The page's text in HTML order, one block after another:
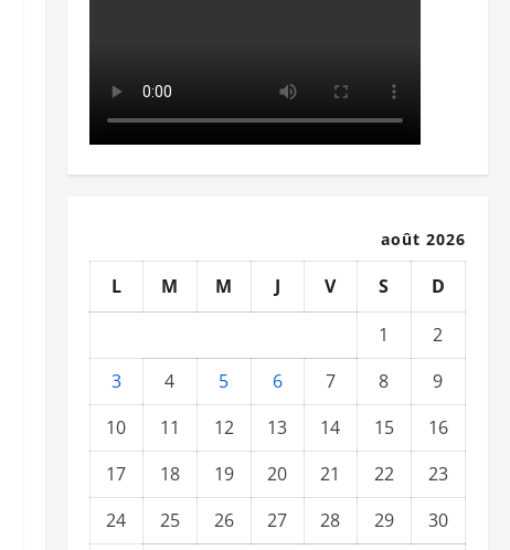
août 2026
L M M J V S
D
1
2
3
4 5 6 7 8
9
10
11 12 13 14 15
16
17
18 19 20 21 22
23
24
25 26 27 28 29
30